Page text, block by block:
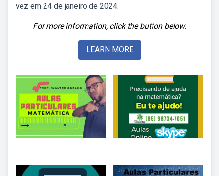
vez em 24 de janeiro de 2024.
For more information, click the button below.
LEARN MORE